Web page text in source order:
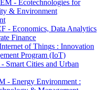
- Ecotechnologies for
& Environment
- Economics, Data Analytics
Finance
of Things : Innovation
Program (IoT)
Smart Cities and Urban
- Energy Environment :